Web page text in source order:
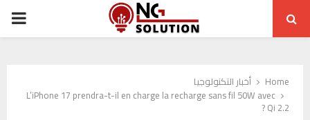
Home
أخبار التكنولوجيا
L’iPhone 17 prendra-t-il en charge la recharge sans fil 50W avec
Qi 2.2 ?